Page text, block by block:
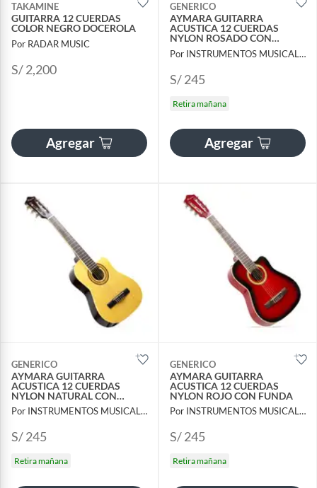
TAKAMINE
GUITARRA 12 CUERDAS
COLOR NEGRO DOCEROLA
Por RADAR MUSIC
S/ 2,200
Agregar
GENERICO
AYMARA GUITARRA
ACUSTICA 12 CUERDAS
NYLON ROSADO CON
FUNDA
Por INSTRUMENTOS MUSICALES AYMARA
S/ 245
Retira mañana
Agregar
GENERICO
AYMARA GUITARRA
ACUSTICA 12 CUERDAS
NYLON NATURAL CON
FUNDA
Por INSTRUMENTOS MUSICALES AYMARA
S/ 245
Retira mañana
GENERICO
AYMARA GUITARRA
ACUSTICA 12 CUERDAS
NYLON ROJO CON FUNDA
Por INSTRUMENTOS MUSICALES AYMARA
S/ 245
Retira mañana